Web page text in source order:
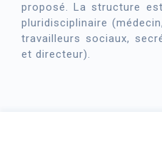
proposé. La structure
pluridisciplinaire
travailleurs sociaux,
et directeur).